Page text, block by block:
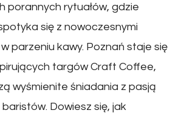
porannych rytuałów, gdzie
się z nowoczesnymi
parzeniu kawy. Poznań staje się
targów Craft Coffee,
wyśmienite śniadania z pasją
Dowiesz się, jak